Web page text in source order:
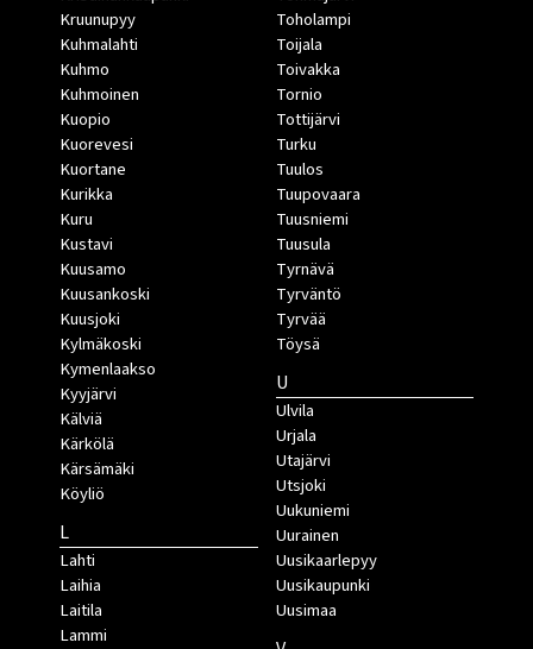
Kruunupyy
Kuhmalahti
Kuhmo
Kuhmoinen
Kuopio
Kuorevesi
Kuortane
Kurikka
Kuru
Kustavi
Kuusamo
Kuusankoski
Kuusjoki
Kylmäkoski
Kymenlaakso
Kyyjärvi
Kälviä
Kärkölä
Kärsämäki
Köyliö
L
Lahti
Laihia
Laitila
Lammi
Toholampi
Toijala
Toivakka
Tornio
Tottijärvi
Turku
Tuulos
Tuupovaara
Tuusniemi
Tuusula
Tyrnävä
Tyrväntö
Tyrvää
Töysä
U
Ulvila
Urjala
Utajärvi
Utsjoki
Uukuniemi
Uurainen
Uusikaarlepyy
Uusikaupunki
Uusimaa